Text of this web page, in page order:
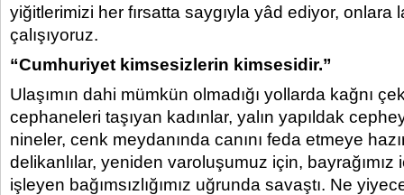
yiğitlerimizi her fırsatta saygıyla yâd ediyor, onlara
çalışıyoruz.
“Cumhuriyet kimsesizlerin kimsesidir.”
Ulaşımın dahi mümkün olmadığı yollarda kağnı
cephaneleri taşıyan kadınlar, yalın yapıldak
nineler, cenk meydanında canını feda etmeye
delikanlılar, yeniden varoluşumuz için, bayrağımız
işleyen bağımsızlığımız uğrunda savaştı. Ne